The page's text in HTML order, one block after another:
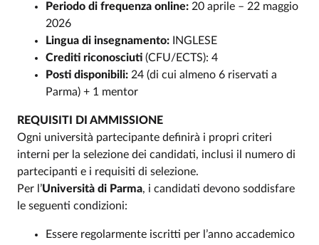
Periodo di frequenza online: 20 aprile – 22 maggio
2026
Lingua di insegnamento: INGLESE
Crediti riconosciuti (CFU/ECTS): 4
Posti disponibili: 24 (di cui almeno 6 riservati a
Parma) + 1 mentor
REQUISITI DI AMMISSIONE
Ogni università partecipante definirà i propri criteri
interni per la selezione dei candidati, inclusi il numero di
partecipanti e i requisiti di selezione.
Per l’Università di Parma, i candidati devono soddisfare
le seguenti condizioni:
Essere regolarmente iscritti per l’anno accademico